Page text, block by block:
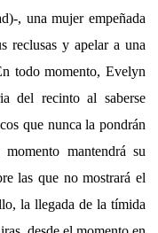
, una mujer empeñada
reclusas y apelar a una
todo momento, Evelyn
del recinto al saberse
que nunca la pondrán
mantendrá su
las que no mostrará el
la llegada de la tímida